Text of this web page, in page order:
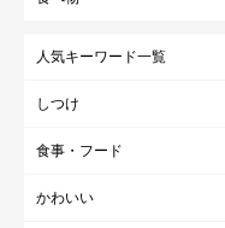
人気キーワード一覧
しつけ
食事・フード
かわいい